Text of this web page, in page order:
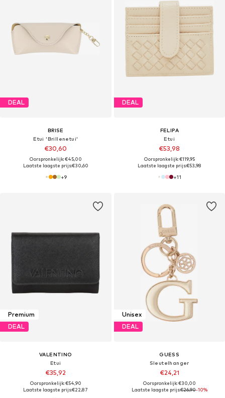
DEAL
BRISE
Etui 'Brillenetui'
€30,60
Oorspronkelijk: €45,00
Laatste laagste prijs:€30,60
+9
DEAL
FELIPA
Etui
€53,98
Oorspronkelijk: €119,95
Laatste laagste prijs:€53,98
+11
Premium
DEAL
VALENTINO
Etui
€35,92
Oorspronkelijk: €54,90
Laatste laagste prijs:€22,87
Unisex
DEAL
GUESS
Sleutelhanger
€24,21
Oorspronkelijk: €30,00
Laatste laagste prijs:€26,90-10%